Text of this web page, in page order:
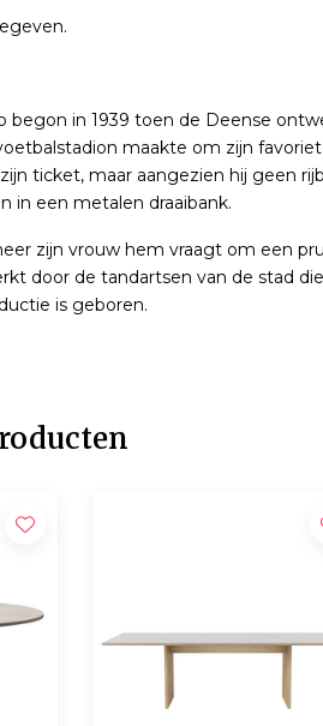
begon in 1939 toen de Deense
maakte om zijn
ticket, maar aangezien hij geen
in een metalen draaibank.
zijn vrouw hem vraagt ​​om een
door de tandartsen van de stad
is geboren.